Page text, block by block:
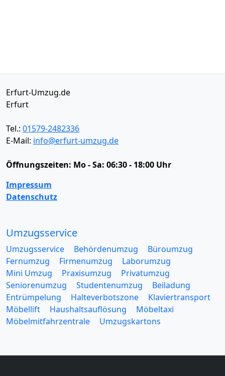
Erfurt-Umzug.de
Erfurt
Tel.: 01579-2482336
E-Mail: info@erfurt-umzug.de
Öffnungszeiten: Mo - Sa: 06:30 - 18:00 Uhr
Impressum
Datenschutz
Umzugsservice
Umzugsservice Behördenumzug
Büroumzug
Fernumzug
Firmenumzug
Laborumzug
Mini Umzug
Praxisumzug
Privatumzug
Seniorenumzug
Studentenumzug
Beiladung
Entrümpelung
Halteverbotszone
Klaviertransport
Möbellift
Haushaltsauflösung
Möbeltaxi
Möbelmitfahrzentrale
Umzugskartons